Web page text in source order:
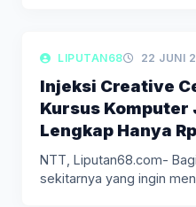
LIPUTAN DAERAH
LIPUTAN68 22 JUNI
Injeksi Creative
Kursus
Lengkap Hanya
NTT, Liputan68.com-
sekitarnya yang ingin